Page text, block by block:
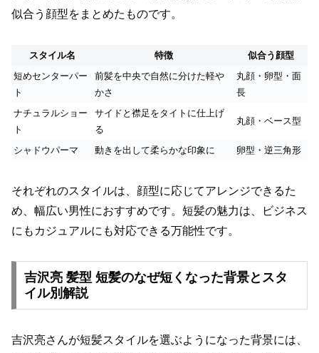
似合う顔型をまとめたものです。
スタイル名 特徴
似合う顔型
短めセンターパー
ト
前髪を中央で自然に分けた軽や
かさ
丸顔・卵型・面
長
ナチュラルショー
ト
サイドと襟足をタイトに仕上げ
る
丸顔・ベース型
シャドウパーマ 動きを出して柔らかな印象に 卵型・逆三角形
それぞれのスタイルは、顔型に応じてアレンジできるた
め、幅広い男性におすすめです。短髪の魅力は、ビジネス
にもカジュアルにも対応できる万能性です。
吉沢亮 髪型 短髪のなぜ短くなった背景とスタ
イル別解説
吉沢亮さんが短髪スタイルを選ぶようになった背景には、